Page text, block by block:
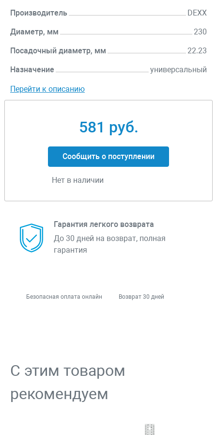
Производитель DEXX
Диаметр, мм 230
Посадочный диаметр, мм 22.23
Назначение универсальный
Перейти к описанию
581 руб.
Сообщить о поступлении
Нет в наличии
Гарантия легкого возврата
До 30 дней на возврат, полная
гарантия
Безопасная оплата онлайн Возврат 30 дней
С этим товаром
рекомендуем